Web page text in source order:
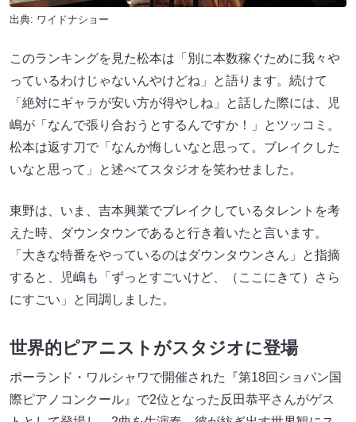
出典: ワイドナショー
このランキングを見た松本は「別に本数稼ぐために我々や
っているわけじゃないんやけどね」と語ります。続けて
「絶対にギャラが安い方が得やしね」と話した際には、児
嶋が「なんで張り合おうとするんですか！」とツッコミ。
松本は返す刀で「なんか悔しいなと思って。ブレイクした
いなと思って」と述べてスタジオを笑わせました。
東野は、いま、吉本興業でブレイクしているタレントを考
えた時、ダウンタウンであると行き着いたと言います。
「大きな特番をやっているのはダウンタウンさん」と指摘
すると、児嶋も「ずっとすごいけど、（ここにきて）さら
にすごい」と同調しました。
世界的ピアニストがスタジオに登場
ポーランド・ワルシャワで開催された『第18回ショパン国
際ピアノコンクール』で2位となった反田恭平さんがゲス